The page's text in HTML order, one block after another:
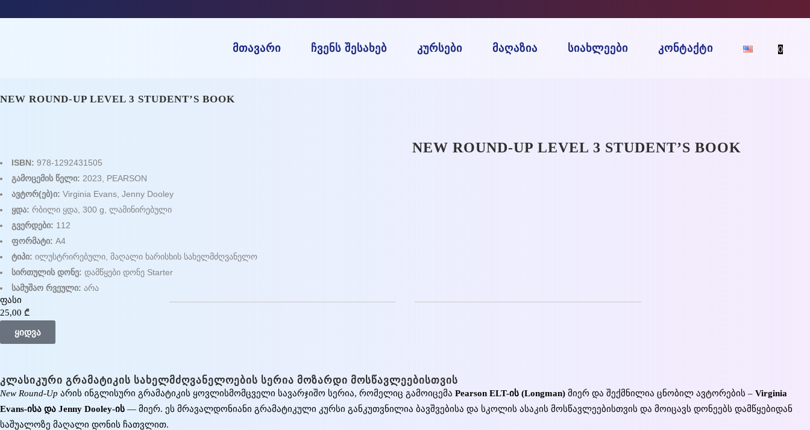
0
ᲛᲗᲐᲕᲐᲠᲘ ᲩᲕᲔᲜᲡ ᲨᲔᲡᲐᲮᲔᲑ ᲙᲣᲠᲡᲔᲑᲘ ᲛᲐᲦᲐᲖᲘᲐ ᲡᲘᲐᲮᲚᲔᲔᲑᲘ ᲙᲝᲜᲢᲐᲥᲢᲘ
NEW ROUND-UP LEVEL 3 STUDENT’S BOOK
NEW ROUND-UP LEVEL 3 STUDENT’S BOOK
ISBN: 978-1292431505
გამოცემის წელი: 2023, PEARSON
ავტორ(ებ)ი: Virginia Evans, Jenny Dooley
ყდა: რბილი ყდა, 300 g, ლამინირებული
გვერდები: 112
ფორმატი: A4
ტიპი: ილუსტრირებული, მაღალი ხარისხის სახელმძღვანელო
სირთულის დონე: დამწყები დონე Starter
სამუშაო რვეული: არა
ფასი
25,00 ₾
ყიდვა
ᲙᲚᲐᲡᲘᲙᲣᲠᲘ ᲒᲠᲐᲛᲐᲢᲘᲙᲘᲡ ᲡᲐᲮᲔᲚᲛᲫᲦᲕᲐᲜᲔᲚᲝᲔᲑᲘᲡ ᲡᲔᲠᲘᲐ ᲛᲝᲖᲐᲠᲓᲘ ᲛᲝᲡᲬᲐᲕᲚᲔᲔᲑᲘᲡᲗᲕᲘᲡ
New Round-Up არის ინგლისური გრამატიკის ყოვლისმომცველი სავარჯიშო სერია, რომელიც გამოიცემა Pearson ELT-ის (Longman) მიერ და შექმნილია ცნობილ ავტორების – Virginia
Evans-ისა და Jenny Dooley-ის — მიერ. ეს მრავალდონიანი გრამატიკული კურსი განკუთვნილია ბავშვებისა და სკოლის ასაკის მოსწავლეებისთვის და მოიცავს დონეებს დამწყებიდან
საშუალოზე მაღალი დონის ჩათვლით.